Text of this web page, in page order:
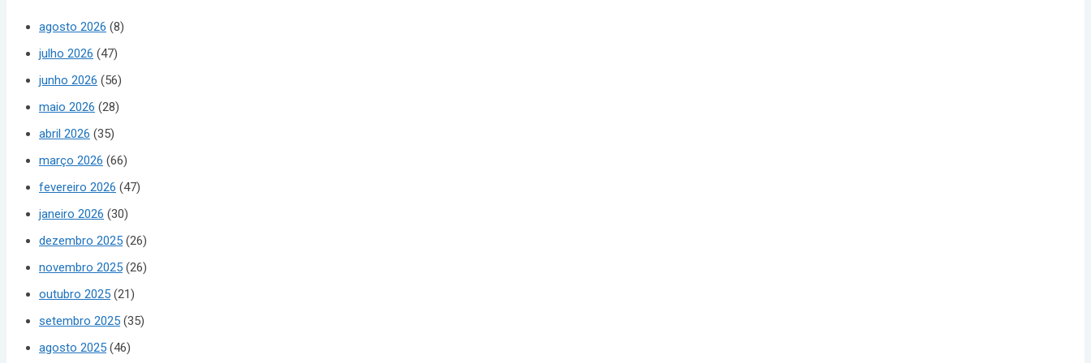
agosto 2026 (8)
julho 2026 (47)
junho 2026 (56)
maio 2026 (28)
abril 2026 (35)
março 2026 (66)
fevereiro 2026 (47)
janeiro 2026 (30)
dezembro 2025 (26)
novembro 2025 (26)
outubro 2025 (21)
setembro 2025 (35)
agosto 2025 (46)